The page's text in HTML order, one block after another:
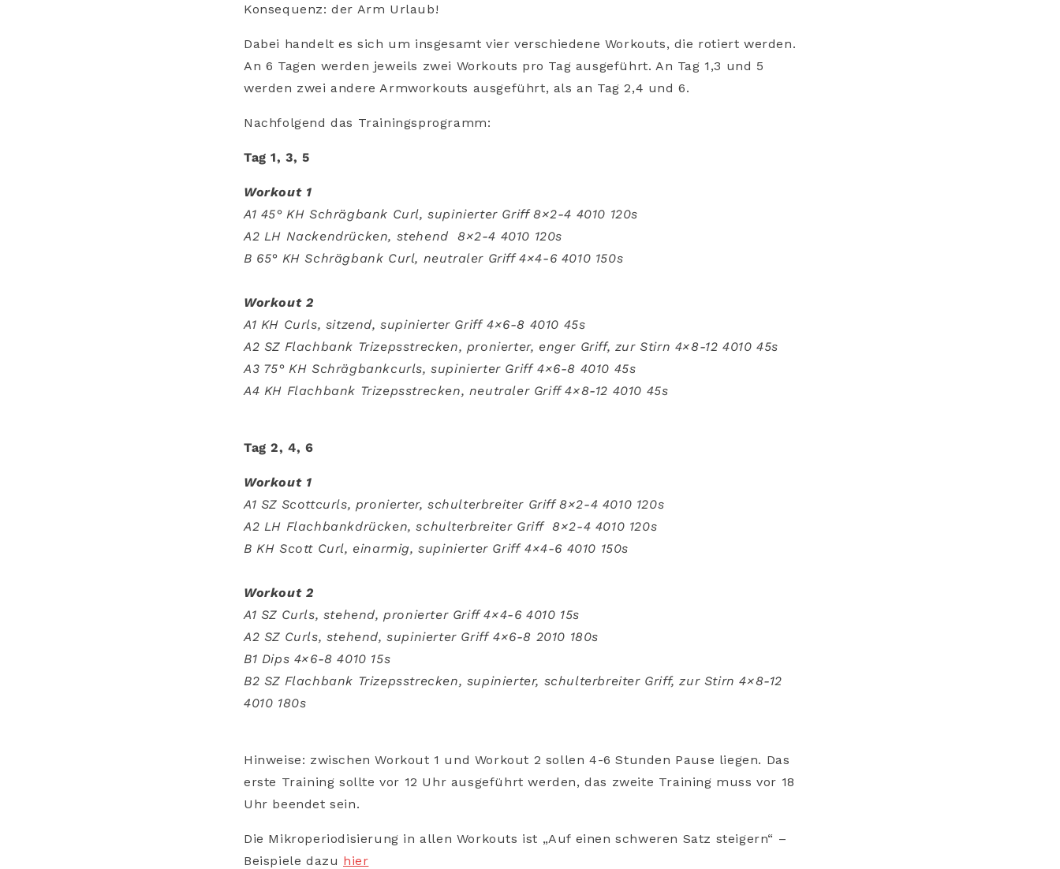
Konsequenz: der Arm Urlaub!
Dabei handelt es sich um insgesamt vier verschiedene Workouts, die rotiert werden.
An 6 Tagen werden jeweils zwei Workouts pro Tag ausgeführt. An Tag 1,3 und 5
werden zwei andere Armworkouts ausgeführt, als an Tag 2,4 und 6.
Nachfolgend das Trainingsprogramm:
Tag 1, 3, 5
Workout 1
A1 45° KH Schrägbank Curl, supinierter Griff 8×2-4 4010 120s
A2 LH Nackendrücken, stehend 8×2-4 4010 120s
B 65° KH Schrägbank Curl, neutraler Griff 4×4-6 4010 150s
Workout 2
A1 KH Curls, sitzend, supinierter Griff 4×6-8 4010 45s
A2 SZ Flachbank Trizepsstrecken, pronierter, enger Griff, zur Stirn 4×8-12 4010 45s
A3 75° KH Schrägbankcurls, supinierter Griff 4×6-8 4010 45s
A4 KH Flachbank Trizepsstrecken, neutraler Griff 4×8-12 4010 45s
Tag 2, 4, 6
Workout 1
A1 SZ Scottcurls, pronierter, schulterbreiter Griff 8×2-4 4010 120s
A2 LH Flachbankdrücken, schulterbreiter Griff 8×2-4 4010 120s
B KH Scott Curl, einarmig, supinierter Griff 4×4-6 4010 150s
Workout 2
A1 SZ Curls, stehend, pronierter Griff 4×4-6 4010 15s
A2 SZ Curls, stehend, supinierter Griff 4×6-8 2010 180s
B1 Dips 4×6-8 4010 15s
B2 SZ Flachbank Trizepsstrecken, supinierter, schulterbreiter Griff, zur Stirn 4×8-12
4010 180s
Hinweise: zwischen Workout 1 und Workout 2 sollen 4-6 Stunden Pause liegen. Das
erste Training sollte vor 12 Uhr ausgeführt werden, das zweite Training muss vor 18
Uhr beendet sein.
Die Mikroperiodisierung in allen Workouts ist „Auf einen schweren Satz steigern“ –
Beispiele dazu hier